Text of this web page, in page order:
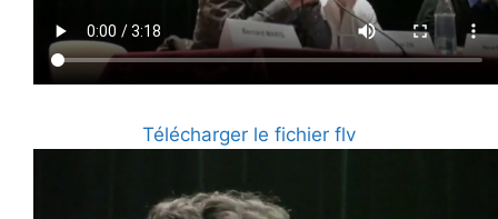
Télécharger le fichier flv